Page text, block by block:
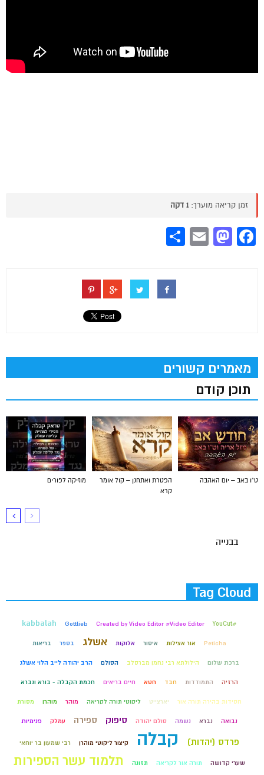
זמן קריאה מוערך: 1 דקה
Facebook
Mastodon
Email
מאמרים קשורים
תוכן קודם
מוזיקה לפורים
הפטרת ואתחנן – קול אומר
קרא
ט"ו באב – יום האהבה
בבנייה
Tag Cloud
#YouCut
Created by Video Editor #Video Editor
Gottlieb
kabbalah
Peticha אור אצילות איסור אלוקות אשלג בספר בריאות
ברכת שלום הילולתא רבי נחמן מברסלב הסולם הרב יהודה לייב הלוי אשלג
הרזיה התמודדות חבד חטא חיים בריאים חכמת הקבלה - בורא ונברא
חסידות בהירה תורה אור יארצייט ליקוטי תורה לקריאה מוהר מוהרן מסורת
נבואה נברא נשמה סולם יהודה סיפוק ספירה עמלק פנימיות
פרדס (יהדות) קבלה קיצור ליקוטי מוהרן רבי שמעון בר יוחאי
שערי קדושה תורה אור לקריאה תזונה תלמוד עשר הספירות